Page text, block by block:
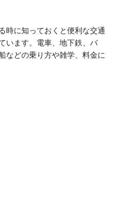
時に知っておくと便利な交通
います。電車、地下鉄、バ
などの乗り方や雑学、料金に